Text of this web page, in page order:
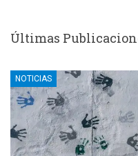
Últimas
NOTICIAS